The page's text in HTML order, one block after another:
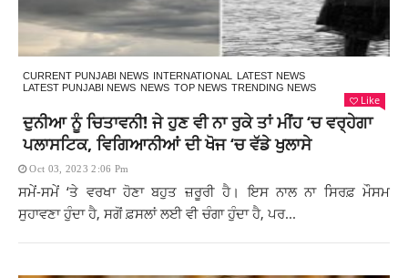
CURRENT PUNJABI NEWS INTERNATIONAL
LATEST NEWS
LATEST PUNJABI NEWS NEWS TOP NEWS TRENDING NEWS
Like
ਦੁਨੀਆ ਨੂੰ ਚਿਤਾਵਨੀ! ਜੇ ਹੁਣ ਵੀ ਨਾ ਰੁਕੇ ਤਾਂ ਮੀਂਹ ‘ਚ ਵਰ੍ਹੇਗਾ
ਪਲਾਸਟਿਕ, ਵਿਗਿਆਨੀਆਂ ਦੀ ਖੋਜ ‘ਚ ਵੱਡੇ ਖੁਲਾਸੇ
Oct 03, 2023 2:06 Pm
ਸਮੇਂ-ਸਮੇਂ ‘ਤੇ ਵਰਖਾ ਹੋਣਾ ਬਹੁਤ ਜ਼ਰੂਰੀ ਹੈ। ਇਸ ਨਾਲ ਨਾ ਸਿਰਫ਼ ਮੌਸਮ
ਸੁਹਾਵਣਾ ਹੁੰਦਾ ਹੈ, ਸਗੋਂ ਫ਼ਸਲਾਂ ਲਈ ਵੀ ਚੰਗਾ ਹੁੰਦਾ ਹੈ, ਪਰ...